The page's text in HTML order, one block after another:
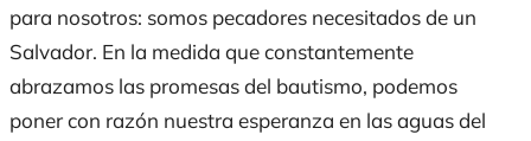
para nosotros: somos pecadores necesitados de un
Salvador. En la medida que constantemente
abrazamos las promesas del bautismo, podemos
poner con razón nuestra esperanza en las aguas del